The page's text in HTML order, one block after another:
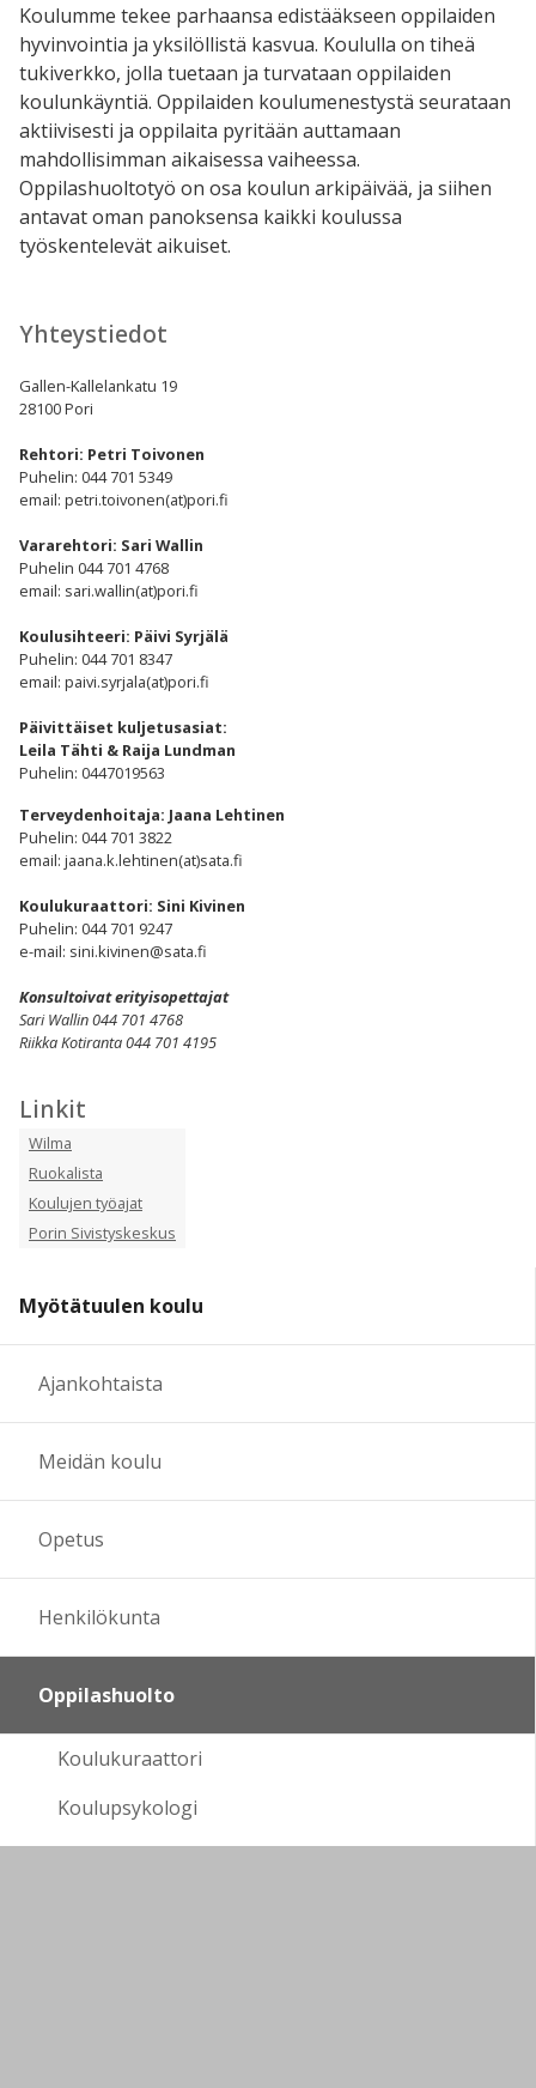
Koulumme tekee parhaansa edistääkseen oppilaiden
hyvinvointia ja yksilöllistä kasvua. Koululla on tiheä
tukiverkko, jolla tuetaan ja turvataan oppilaiden
koulunkäyntiä. Oppilaiden koulumenestystä seurataan
aktiivisesti ja oppilaita pyritään auttamaan
mahdollisimman aikaisessa vaiheessa.
Oppilashuoltotyö on osa koulun arkipäivää, ja siihen
antavat oman panoksensa kaikki koulussa
työskentelevät aikuiset.
Yhteystiedot
Gallen-Kallelankatu 19
28100 Pori
Rehtori: Petri Toivonen
Puhelin: 044 701 5349
email: petri.toivonen(at)pori.fi
Vararehtori: Sari Wallin
Puhelin 044 701 4768
email: sari.wallin(at)pori.fi
Koulusihteeri: Päivi Syrjälä
Puhelin: 044 701 8347
email: paivi.syrjala(at)pori.fi
Päivittäiset kuljetusasiat:
Leila Tähti & Raija Lundman
Puhelin: 0447019563
Terveydenhoitaja: Jaana Lehtinen
Puhelin: 044 701 3822
email: jaana.k.lehtinen(at)sata.fi
Koulukuraattori: Sini Kivinen
Puhelin: 044 701 9247
e-mail: sini.kivinen@sata.fi
Konsultoivat erityisopettajat
Sari Wallin 044 701 4768
Riikka Kotiranta 044 701 4195
Linkit
Wilma
Ruokalista
Koulujen työajat
Porin Sivistyskeskus
Myötätuulen koulu
Ajankohtaista
Meidän koulu
Opetus
Henkilökunta
Oppilashuolto
Koulukuraattori
Koulupsykologi